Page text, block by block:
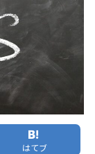
はてブ